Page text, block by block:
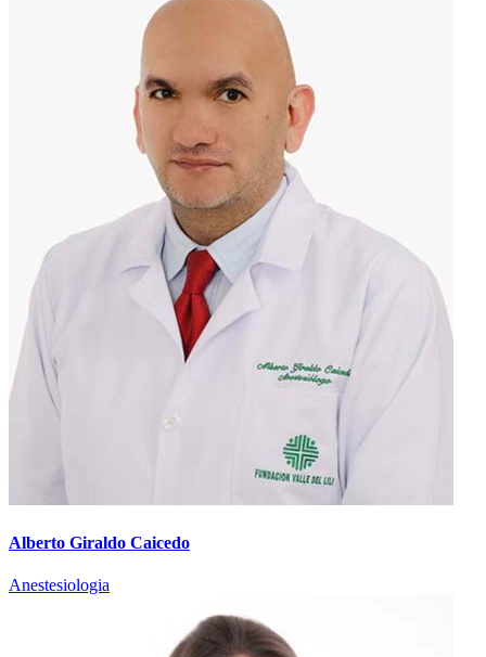
Alberto Giraldo Caicedo
Anestesiologia